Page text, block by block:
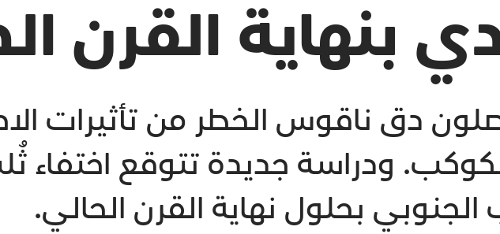
بنهاية القرن
دق ناقوس الخطر من تأثيرات
ودراسة جديدة تتوقع اختفاء
بحلول نهاية القرن الحالي.